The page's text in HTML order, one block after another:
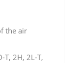
the air
T, 2H, 2L-T,